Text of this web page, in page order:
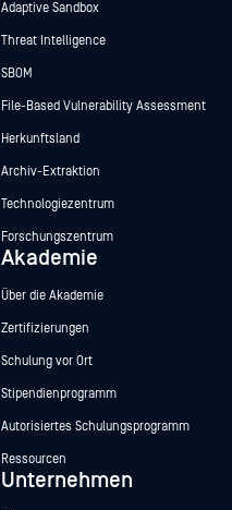
Adaptive Sandbox
Threat Intelligence
SBOM
File-Based Vulnerability Assessment
Herkunftsland
Archiv-Extraktion
Technologiezentrum
Forschungszentrum
Akademie
Über die Akademie
Zertifizierungen
Schulung vor Ort
Stipendienprogramm
Autorisiertes Schulungsprogramm
Ressourcen
Unternehmen